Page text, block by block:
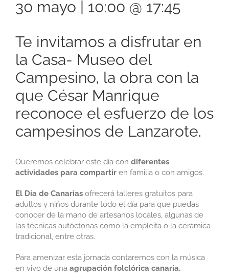
30 mayo | 10:00 @ 17:45
Te invitamos a disfrutar en
la Casa- Museo del
Campesino, la obra con la
que César Manrique
reconoce el esfuerzo de los
campesinos de Lanzarote.
Queremos celebrar este día con diferentes
actividades para compartir en familia o con amigos.
El Día de Canarias ofrecerá talleres gratuitos para
adultos y niños durante todo el día para que puedas
conocer de la mano de artesanos locales, algunas de
las técnicas autóctonas como la empleita o la cerámica
tradicional, entre otras.
Para amenizar esta jornada contaremos con la música
en vivo de una agrupación folclórica canaria.